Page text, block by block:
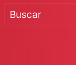
Switch